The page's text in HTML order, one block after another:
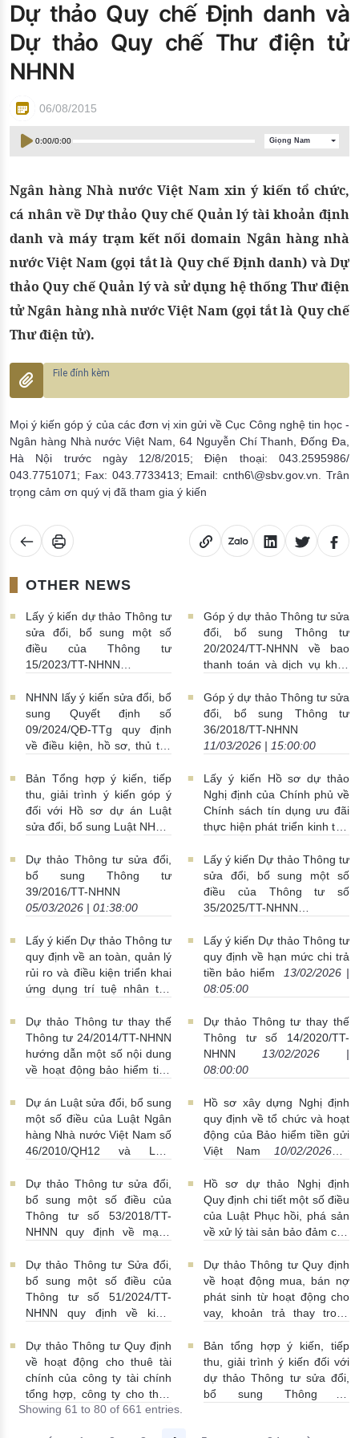
Đào tạo ISO
Dự thảo Quy chế Định danh và
Dự thảo Quy chế Thư điện tử
NHNN
06/08/2015
0:00/0:00 Giọng Nam
Ngân hàng Nhà nước Việt Nam xin ý kiến tổ chức,
cá nhân về Dự thảo Quy chế Quản lý tài khoản định
danh và máy trạm kết nối domain Ngân hàng nhà
nước Việt Nam (gọi tắt là Quy chế Định danh) và Dự
thảo Quy chế Quản lý và sử dụng hệ thống Thư điện
tử Ngân hàng nhà nước Việt Nam (gọi tắt là Quy chế
Thư điện tử).
Mọi ý kiến góp ý của các đơn vị xin gửi về Cục Công nghệ tin học -
Ngân hàng Nhà nước Việt Nam, 64 Nguyễn Chí Thanh, Đống Đa,
Hà Nội trước ngày 12/8/2015; Điện thoại: 043.2595986/
043.7751071; Fax: 043.7733413; Email: cnth6\@sbv.gov.vn. Trân
trọng cảm ơn quý vị đã tham gia ý kiến
OTHER NEWS
Lấy ý kiến dự thảo Thông tư
sửa đổi, bổ sung một số
điều của Thông tư
15/2023/TT-NHNN
Góp ý dự thảo Thông tư sửa
đổi, bổ sung Thông tư
20/2024/TT-NHNN về bao
thanh toán và dịch vụ khác
toán 13/03/2026 | 16:00:00
NHNN lấy ý kiến sửa đổi, bổ
sung Quyết định số
09/2024/QĐ-TTg quy định
về điều kiện, hồ sơ, thủ tục
giới hạn
13/03/2026 |
15:00:00
Góp ý dự thảo Thông tư sửa
đổi, bổ sung Thông tư
36/2018/TT-NHNN
11/03/2026 | 15:00:00
Bản Tổng hợp ý kiến, tiếp
thu, giải trình ý kiến góp ý
đối với Hồ sơ dự án Luật
sửa đổi, bổ sung Luật NHNN
PCRT số 14/2022/QH15
10/03/2026 | 09:28:00
Lấy ý kiến Hồ sơ dự thảo
Nghị định của Chính phủ về
Chính sách tín dụng ưu đãi
thực hiện phát triển kinh tế -
tộc thiểu số và miền núi
05/03/2026 | 16:00:00
Dự thảo Thông tư sửa đổi,
bổ sung Thông tư
39/2016/TT-NHNN
05/03/2026 | 01:38:00
Lấy ý kiến Dự thảo Thông tư
sửa đổi, bổ sung một số
điều của Thông tư số
35/2025/TT-NHNN
Lấy ý kiến Dự thảo Thông tư
quy định về an toàn, quản lý
rủi ro và điều kiện triển khai
ứng dụng trí tuệ nhân tạo
13/02/2026 | 15:00:00
Lấy ý kiến Dự thảo Thông tư
quy định về hạn mức chi trả
tiền bảo hiểm
13/02/2026 |
08:05:00
Dự thảo Thông tư thay thế
Thông tư 24/2014/TT-NHNN
hướng dẫn một số nội dung
về hoạt động bảo hiểm tiền
Dự thảo Thông tư thay thế
Thông tư số 14/2020/TT-
NHNN
13/02/2026 |
08:00:00
Dự án Luật sửa đổi, bổ sung
một số điều của Luật Ngân
hàng Nhà nước Việt Nam số
46/2010/QH12 và Luật
14/2022/QH15 12/02/2026 |
17:00:00
Hồ sơ xây dựng Nghị định
quy định về tổ chức và hoạt
động của Bảo hiểm tiền gửi
Việt Nam
10/02/2026 |
Dự thảo Thông tư sửa đổi,
bổ sung một số điều của
Thông tư số 53/2018/TT-
NHNN quy định về mạng
tín dụng phi ngân hàng
06/02/2026 | 10:50:00
Hồ sơ dự thảo Nghị định
Quy định chi tiết một số điều
của Luật Phục hồi, phá sản
về xử lý tài sản bảo đảm của
thanh toán bù trừ có lợi, tạm
đình chỉ, đình chỉ thực hiện
hợp đồng đang có hiệu lực,
bù trừ nghĩa vụ trường hợp
05/02/2026 | 10:00:00
Dự thảo Thông tư Sửa đổi,
bổ sung một số điều của
Thông tư số 51/2024/TT-
NHNN quy định về kiểm
hàng thương mại, tổ chức
tín dụng phi ngân hàng, tổ
chức tài chính vi mô, chi
nhánh ngân hàng nước
ngoài 27/01/2026 | 05:07:00
Dự thảo Thông tư Quy định
về hoạt động mua, bán nợ
phát sinh từ hoạt động cho
vay, khoản trả thay trong
chức tín dụng, chi nhánh
ngân hàng nước ngoài thay
thế Thông tư số
09/2015/TTNHNN ngày
Dự thảo Thông tư Quy định
về hoạt động cho thuê tài
chính của công ty tài chính
tổng hợp, công ty cho thuê
tài chính
13/01/2026 |
Bản tổng hợp ý kiến, tiếp
thu, giải trình ý kiến đối với
dự thảo Thông tư sửa đổi,
bổ sung Thông tư
Showing 61 to 80 of 661 entries.